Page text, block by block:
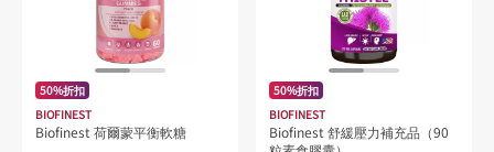
50%折扣
BIOFINEST
Biofinest 荷爾蒙平衡軟糖
50%折扣
BIOFINEST
Biofinest 舒緩壓力補充品（90